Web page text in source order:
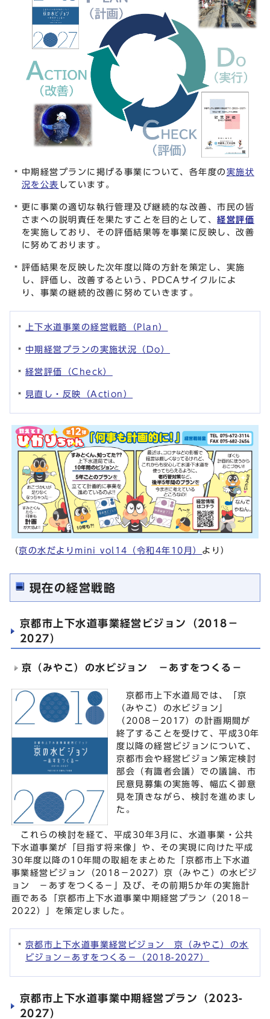
中期経営プランに掲げる事業について、各年度の 実施状
況を公表 しています。
更に事業の適切な執行管理及び継続的な改善、市民の皆
さまへの説明責任を果たすことを目的として、経営評価
を実施しており、その評価結果等を事業に反映し、改善
に努めております。
評価結果を反映した次年度以降の方針を策定し、実施
し、評価し、改善するという、PDCAサイクルによ
り、事業の継続的改善に努めていきます。
上下水道事業の経営戦略（Plan）
中期経営プランの実施状況（Do）
経営評価（Check）
見直し・反映（Action）
（京の水だよりmini vol14（令和4年10月） より）
現在の経営戦略
京都市上下水道事業経営ビジョン（2018－
2027）
京（みやこ）の水ビジョン －あすをつくる－
京都市上下水道局では、「京
（みやこ）の水ビジョン」
（2008－2017）の計画期間が
終了することを受けて、平成30年
度以降の経営ビジョンについて、
京都市会や経営ビジョン策定検討
部会（有識者会議）での議論、市
民意見募集の実施等、幅広く御意
見を頂きながら、検討を進めまし
た。
これらの検討を経て、平成30年3月に、水道事業・公共
下水道事業が「目指す将来像」や、その実現に向けた平成
30年度以降の10年間の取組をまとめた「京都市上下水道
事業経営ビジョン（2018－2027）京（みやこ）の水ビジ
ョン －あすをつくる－」及び、その前期5か年の実施計
画である「京都市上下水道事業中期経営プラン（2018－
2022）」を策定しました。
京都市上下水道事業経営ビジョン 京（みやこ）の水
ビジョン－あすをつくる－（2018-2027）
京都市上下水道事業中期経営プラン（2023-
2027）